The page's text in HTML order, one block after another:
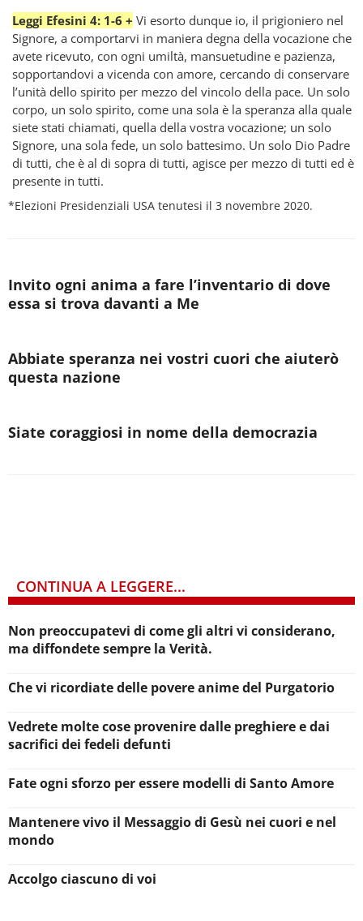
Leggi Efesini 4: 1-6 + Vi esorto dunque io, il prigioniero nel
Signore, a comportarvi in maniera degna della vocazione che
avete ricevuto, con ogni umiltà, mansuetudine e pazienza,
sopportandovi a vicenda con amore, cercando di conservare
l’unità dello spirito per mezzo del vincolo della pace. Un solo
corpo, un solo spirito, come una sola è la speranza alla quale
siete stati chiamati, quella della vostra vocazione; un solo
Signore, una sola fede, un solo battesimo. Un solo Dio Padre
di tutti, che è al di sopra di tutti, agisce per mezzo di tutti ed è
presente in tutti.
*Elezioni Presidenziali USA tenutesi il 3 novembre 2020.
Invito ogni anima a fare l’inventario di dove
essa si trova davanti a Me
Abbiate speranza nei vostri cuori che aiuterò
questa nazione
Siate coraggiosi in nome della democrazia
CONTINUA A LEGGERE...
Non preoccupatevi di come gli altri vi considerano,
ma diffondete sempre la Verità.
Che vi ricordiate delle povere anime del Purgatorio
Vedrete molte cose provenire dalle preghiere e dai
sacrifici dei fedeli defunti
Fate ogni sforzo per essere modelli di Santo Amore
Mantenere vivo il Messaggio di Gesù nei cuori e nel
mondo
Accolgo ciascuno di voi